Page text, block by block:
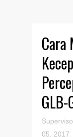
Cara
GLB-
05, 2017